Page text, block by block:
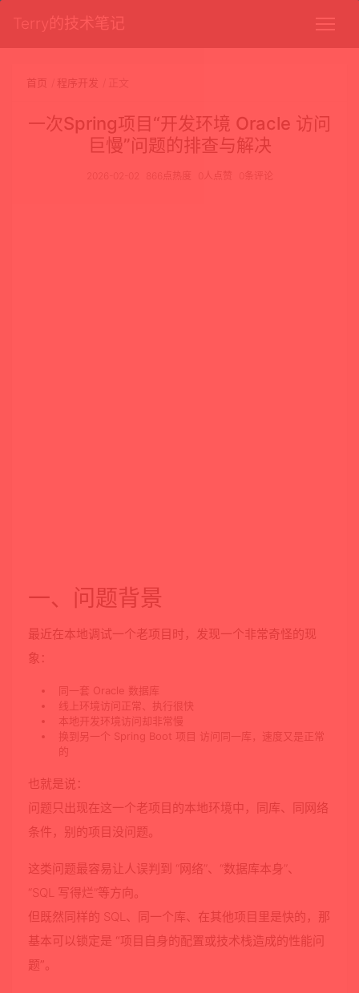
Terry的技术笔记
首页 程序开发
一次Spring项目“开发环境 Oracle 访问
巨慢”问题的排查与解决
866点热度
一、问题背景
最近在本地调试一个老项目时，发现一个非常奇怪的现
象：
同一套 Oracle 数据库
线上环境访问正常、执行很快
本地开发环境访问却非常慢
换到另一个 Spring Boot 项目 访问同一库， 速度又是正常
的
也就是说：
问题只出现在这一个老项目的本地环境中，同库、同网络
条件，别的项目没问题。
这类问题最容易让人误判到 “网络”、“数据库本身”、
“SQL 写得烂”等方向。
但既然同样的 SQL、同一个库、在其他项目里是快的，那
基本可以锁定是 “项目自身的配置或技术栈造成的性能问
题”。